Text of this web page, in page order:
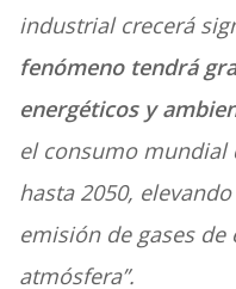
industrial crecerá
fenómeno tendrá
energéticos y
el consumo mundial
hasta 2050,
emisión de gases
atmósfera”.